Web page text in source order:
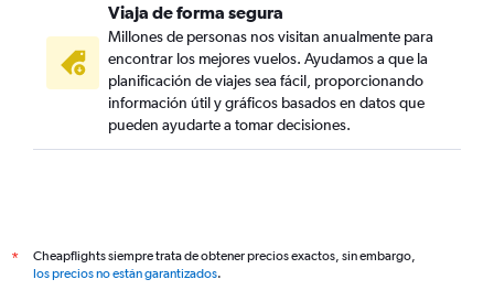
Viaja de forma segura
Millones de personas nos visitan anualmente para
encontrar los mejores vuelos. Ayudamos a que la
planificación de viajes sea fácil, proporcionando
información útil y gráficos basados en datos que
pueden ayudarte a tomar decisiones.
*
Cheapflights siempre trata de obtener precios exactos, sin embargo,
los precios no están garantizados.